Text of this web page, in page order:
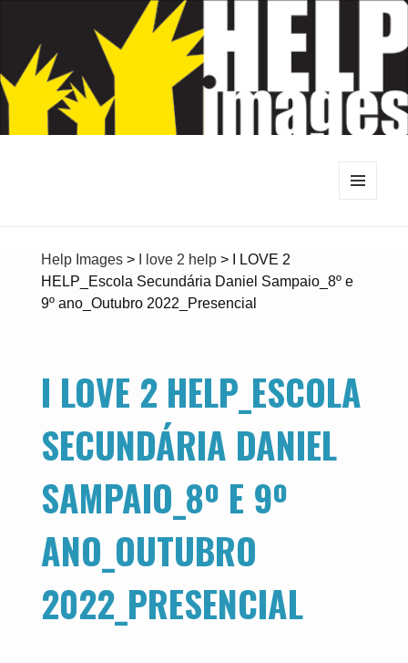
Help Images> I love 2 help>
I LOVE 2
HELP_Escola Secundária Daniel Sampaio_8º e
9º ano_Outubro 2022_Presencial
I LOVE 2 HELP_ESCOLA
SECUNDÁRIA DANIEL
SAMPAIO_8º E 9º
ANO_OUTUBRO
2022_PRESENCIAL